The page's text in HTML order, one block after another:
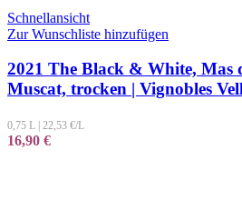
Schnellansicht
Zur Wunschliste hinzufügen
2021 The Black & White, Mas
Muscat, trocken | Vignobles
0,75 L 22,53 €/L
16,90 €